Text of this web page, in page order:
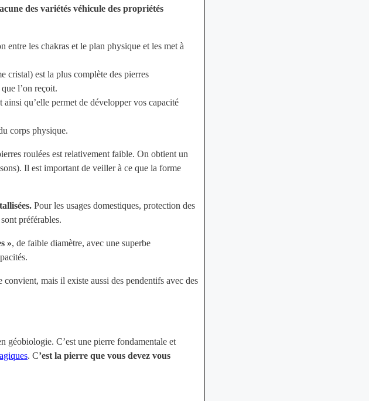
des variétés véhicule des propriétés
entre les chakras et le plan physique et les met à
cristal) est la plus complète des pierres
l’on reçoit.
qu’elle permet de développer vos capacité
corps physique.
roulées est relativement faible. On obtient un
Il est important de veiller à ce que la forme
Pour les usages domestiques, protection des
préférables.
», de faible diamètre, avec une superbe
mais il existe aussi des pendentifs avec des
géobiologie. C’est une pierre fondamentale et
. C’est la pierre que vous devez vous